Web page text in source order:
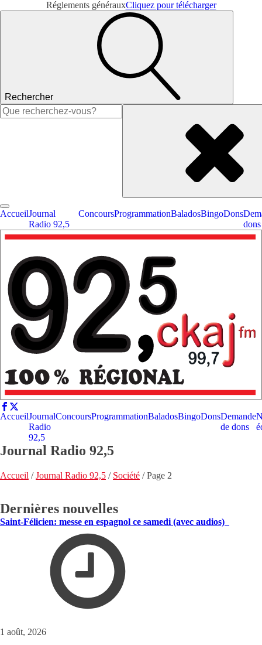
Réglements générauxCliquez pour télécharger
Rechercher
Rechercher :
AccueilJournal
Radio 92,5
ConcoursProgrammationBaladosBingoDons
dons
AccueilJournal
Radio
92,5
ConcoursProgrammationBaladosBingoDonsDemande
de dons
Journal Radio 92,5
Accueil /Journal Radio 92,5 / Société /Page 2
Dernières nouvelles
Saint-Félicien: messe en espagnol ce samedi (avec audios)
1 août, 2026